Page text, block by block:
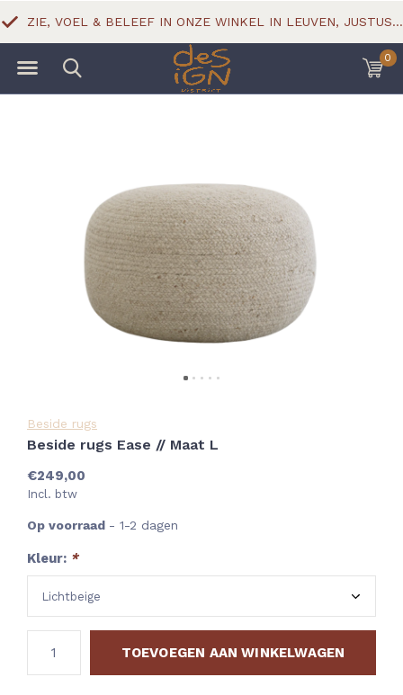
0
ZIE, VOEL & BELEEF IN ONZE WINKEL IN LEUVEN, JUSTUS LIPSIUSSTRAAT 18
Beside rugs
Beside rugs Ease // Maat L
€249,00
Incl. btw
Op voorraad - 1-2 dagen
Kleur: *
TOEVOEGEN AAN WINKELWAGEN